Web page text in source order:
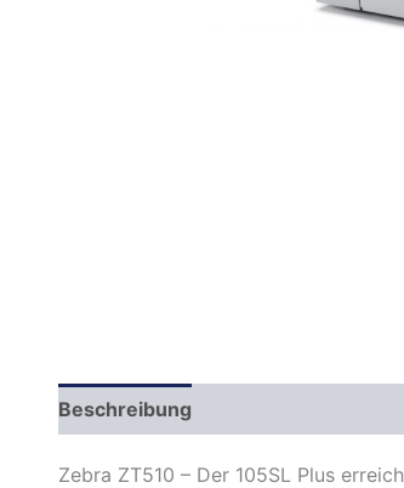
Beschreibung
Zebra ZT510 – Der 105SL Plus